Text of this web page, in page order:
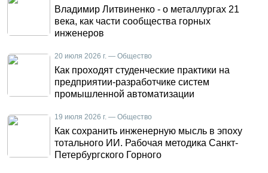
Владимир Литвиненко - о металлургах 21
века, как части сообщества горных
инженеров
20 июля 2026 г. — Общество
Как проходят студенческие практики на
предприятии-разработчике систем
промышленной автоматизации
19 июля 2026 г. — Общество
Как сохранить инженерную мысль в эпоху
тотального ИИ. Рабочая методика Санкт-
Петербургского Горного